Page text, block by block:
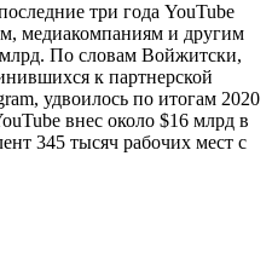
три года YouTube
медиакомпаниям и другим
млрд. По словам Войжитски,
к партнерской
удвоилось по итогам 2020
внес около $16 млрд в
345 тысяч рабочих мест с